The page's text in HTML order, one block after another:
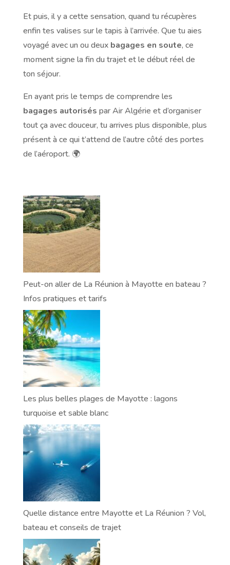
Et puis, il y a cette sensation, quand tu récupères
enfin tes valises sur le tapis à l’arrivée. Que tu aies
voyagé avec un ou deux bagages en soute, ce
moment signe la fin du trajet et le début réel de
ton séjour.
En ayant pris le temps de comprendre les
bagages autorisés par Air Algérie et d’organiser
tout ça avec douceur, tu arrives plus disponible, plus
présent à ce qui t’attend de l’autre côté des portes
de l’aéroport. 🌍
Peut-on aller de La Réunion à Mayotte en bateau ?
Infos pratiques et tarifs
Les plus belles plages de Mayotte : lagons
turquoise et sable blanc
Quelle distance entre Mayotte et La Réunion ? Vol,
bateau et conseils de trajet